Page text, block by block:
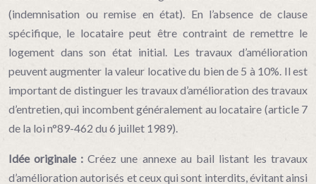
(indemnisation ou remise en état). En l’absence de clause
spécifique, le locataire peut être contraint de remettre le
logement dans son état initial. Les travaux d’amélioration
peuvent augmenter la valeur locative du bien de 5 à 10%. Il est
important de distinguer les travaux d’amélioration des travaux
d’entretien, qui incombent généralement au locataire (article 7
de la loi n°89-462 du 6 juillet 1989).
Idée originale :Créez une annexe au bail listant les travaux
d’amélioration autorisés et ceux qui sont interdits, évitant ainsi